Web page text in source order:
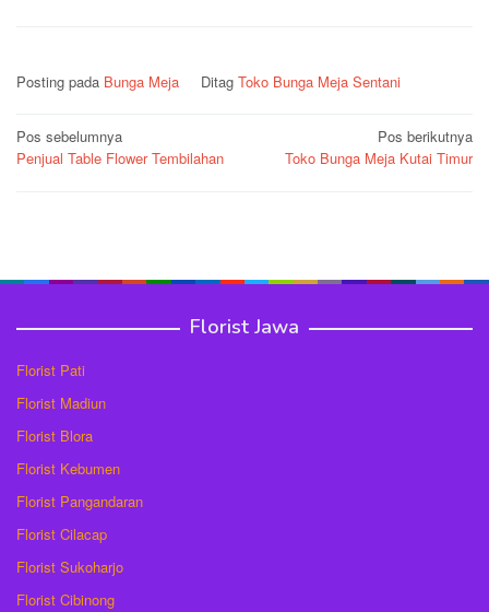
Posting pada Bunga Meja Ditag Toko Bunga Meja Sentani
Navigasi
pos
Pos sebelumnya
Penjual Table Flower Tembilahan
Pos berikutnya
Toko Bunga Meja Kutai Timur
Florist Jawa
Florist Pati
Florist Madiun
Florist Blora
Florist Kebumen
Florist Pangandaran
Florist Cilacap
Florist Sukoharjo
Florist Cibinong